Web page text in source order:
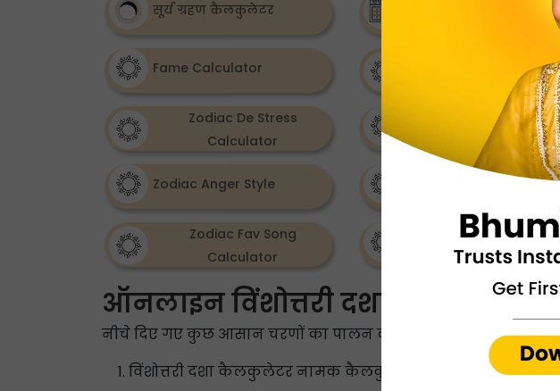
सूर्य ग्रहण कैलकुलेटर
Fame Calculator
Education
Calculator
Zodiac De Stress
Calculator
Healing Chiron Sign
Zodiac Anger Style Zodiac Nutritional
Zodiac Fav Song
Calculator
Gita Slokas Calculator
ऑनलाइन विंशोत्तरी दशा कैलकुलेटर
नीचे दिए गए कुछ आसान चरणों का पालन करके महादशा कैलकुलेटर
विंशोत्तरी दशा कैलकुलेटर नामक कैलकुलेटर पर जाएं।